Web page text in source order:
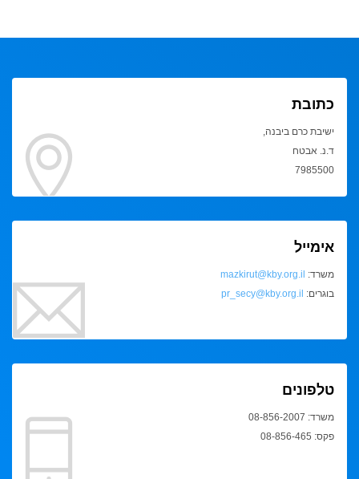
כתובת
ישיבת כרם ביבנה,
ד.נ. אבטח
7985500
אימייל
משרד: mazkirut@kby.org.il
בוגרים: pr_secy@kby.org.il
טלפונים
משרד: 08-856-2007
פקס: 08-856-465